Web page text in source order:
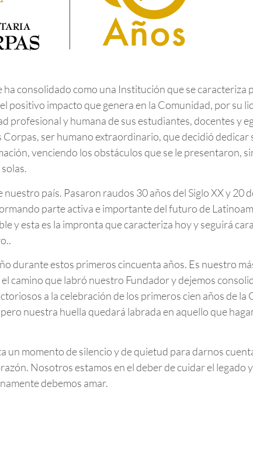
consolidado como una Institución que se caracteriza
positivo impacto que genera en la Comunidad, por su
y humana de sus estudiantes, docentes y
ser humano extraordinario, que decidió dedicar
venciendo los obstáculos que se le presentaron,
país. Pasaron raudos 30 años del Siglo XX y 20
parte activa e importante del futuro de
y esta es la impronta que caracteriza hoy y seguirá
durante estos primeros cincuenta años. Es nuestro
camino que labró nuestro Fundador y dejemos
a la celebración de los primeros cien años de la
nuestra huella quedará labrada en aquello que
momento de silencio y de quietud para darnos
Nosotros estamos en el deber de cuidar el legado
debemos amar.